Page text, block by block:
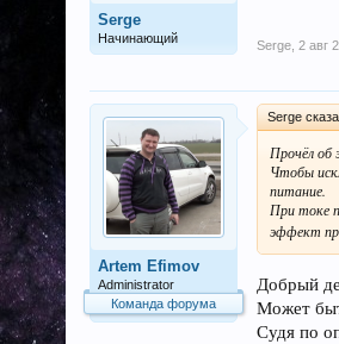
Serge
Начинающий
Serge 2 авг
Artem Efimov
Administrator
Команда форума
Serge
Прочёл об
Чтобы
питание.
При токе
эффект
Добрый
Может
Судя по